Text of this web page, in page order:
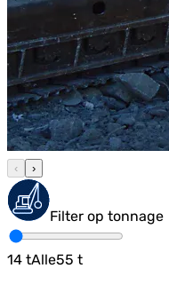
‹ ›
Filter op tonnage
14 tAlle55 t